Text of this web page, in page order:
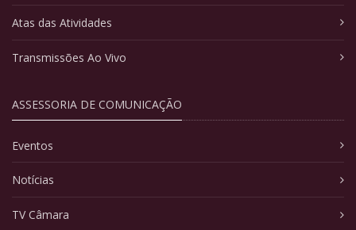
Atas das Atividades
Transmissões Ao Vivo
ASSESSORIA DE COMUNICAÇÃO
Eventos
Notícias
TV Câmara